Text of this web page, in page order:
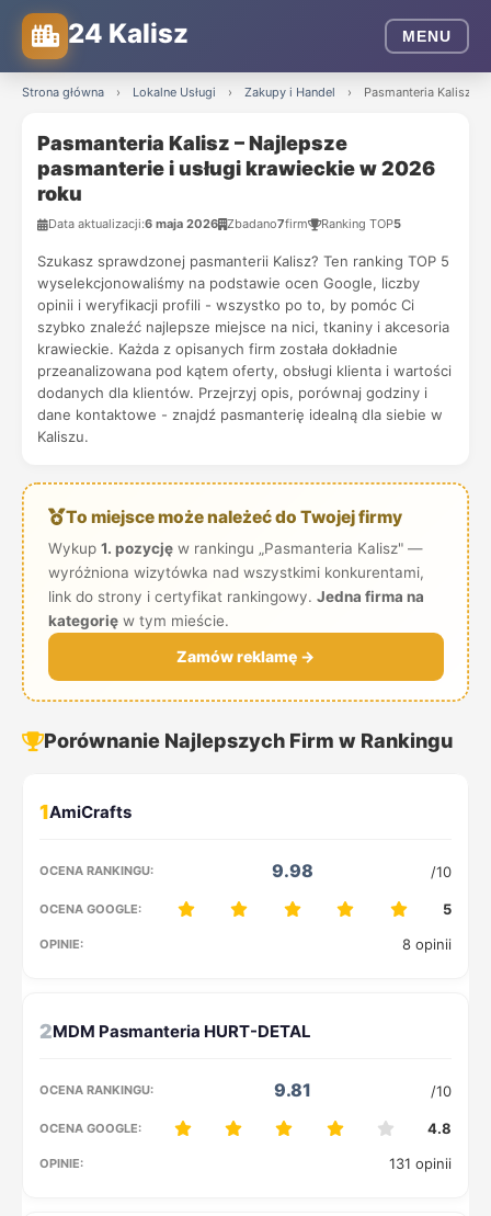
24 Kalisz MENU
Strona główna › Lokalne Usługi › Zakupy i Handel › Pasmanteria Kalisz –
Pasmanteria Kalisz – Najlepsze
pasmanterie i usługi krawieckie w 2026
roku
Data aktualizacji:6 maja 2026 Zbadano7firm Ranking TOP5
Szukasz sprawdzonej pasmanterii Kalisz? Ten ranking TOP 5
wyselekcjonowaliśmy na podstawie ocen Google, liczby
opinii i weryfikacji profili - wszystko po to, by pomóc Ci
szybko znaleźć najlepsze miejsce na nici, tkaniny i akcesoria
krawieckie. Każda z opisanych firm została dokładnie
przeanalizowana pod kątem oferty, obsługi klienta i wartości
dodanych dla klientów. Przejrzyj opis, porównaj godziny i
dane kontaktowe - znajdź pasmanterię idealną dla siebie w
Kaliszu.
To miejsce może należeć do Twojej firmy
Wykup 1. pozycjęw rankingu „Pasmanteria Kalisz" —
wyróżniona wizytówka nad wszystkimi konkurentami,
link do strony i certyfikat rankingowy. Jedna firma na
kategorięw tym mieście.
Zamów reklamę →
Porównanie Najlepszych Firm w Rankingu
1
9.98 /10
5
8 opinii
2
9.81 /10
4.8
131 opinii